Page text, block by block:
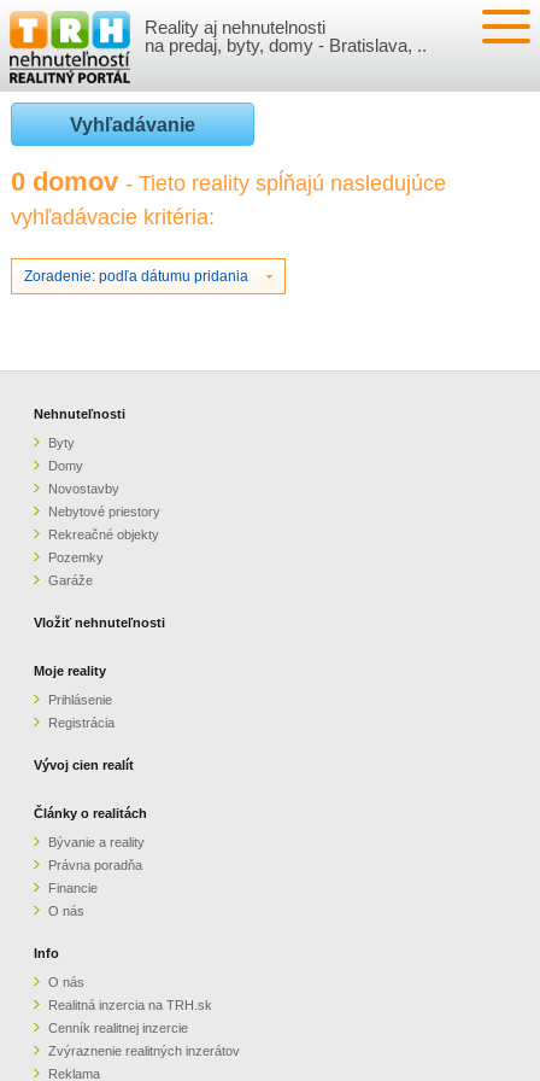
Reality aj nehnutelnosti
na predaj, byty, domy - Bratislava, ..
NEHNUTEĽNOSTI
BYTY
NOVOSTAVBY
NEBYTOVÉ PRIESTORY
GARÁŽE
VLOŽIŤ NEHNUTEĽNOSTI
PRIHLÁSENIE
REGISTRÁCIA
VÝVOJ CIEN REALÍT
ČLÁNKY O REALITÁCH
O NÁS
CENNÍK REALITNEJ INZERCIE
ZVÝRAZNENIE REALITNÝCH INZERÁTOV
PARTNERI
OBCHODNÉ PODMIENKY
KONTAKT
Vyhľadávanie
0 domov - Tieto reality spĺňajú nasledujúce
vyhľadávacie kritéria:
Zoradenie: podľa dátumu pridania
Nehnuteľnosti
Byty
Domy
Novostavby
Nebytové priestory
Rekreačné objekty
Pozemky
Garáže
Vložiť nehnuteľnosti
Moje reality
Prihlásenie
Registrácia
Vývoj cien realít
Články o realitách
Bývanie a reality
Právna poradňa
Financie
O nás
Info
O nás
Realitná inzercia na TRH.sk
Cenník realitnej inzercie
Zvýraznenie realitných inzerátov
Reklama